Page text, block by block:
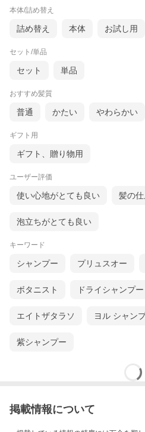
本体/詰め替え
詰め替え 本体 お試し用
セット/単品
セット 単品
おすすめ髪質
普通 かたい やわらかい
ギフト用
ギフト、贈り物用
ユーザー評価
使い心地がとても良い 髪の
泡立ちがとても良い
キーワード
シャンプー プリュスオー
ボタニスト ドライシャンプー
エイトザタラソ ヨル シャン
紫シャンプー
掲載情報について